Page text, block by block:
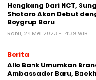
Hengkang Dari NCT,
Shotaro Akan Debut
Boygrup Baru
Rabu, 24 Mei 2023 - 14:39 WIB
Berita
Allo Bank Umumkan
Ambassador Baru,